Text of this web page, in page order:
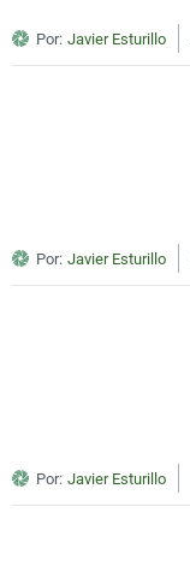
Por: Javier Esturillo
Por: Javier Esturillo
Por: Javier Esturillo